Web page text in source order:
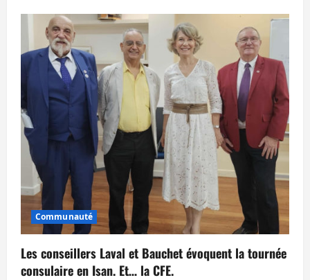
Un
Français
fait
entrer
le
padel
en
Isan
Communauté
Les conseillers Laval et Bauchet évoquent la tournée
consulaire en Isan. Et… la CFE.